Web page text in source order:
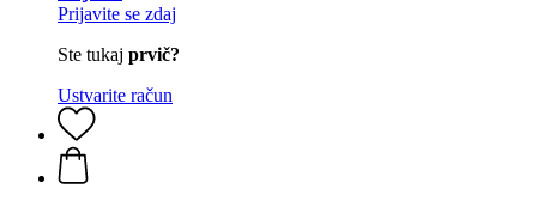
Prijavite se zdaj
Ste tukaj prvič?
Ustvarite račun